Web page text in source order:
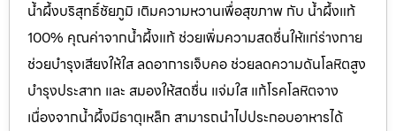
น้ำผึ้งบริสุทธิ์ชัยภูมิ เติมความหวานเพื่อสุขภาพ กับ น้ำผึ้งแท้
100% คุณค่าจากน้ำผึ้งแท้ ช่วยเพิ่มความสดชื่นให้แก่ร่างกาย
ช่วยบำรุงเสียงให้ใส ลดอาการเจ็บคอ ช่วยลดความดันโลหิตสูง
บำรุงประสาท และ สมองให้สดชื่น แจ่มใส แก้โรคโลหิตจาง
เนื่องจากน้ำผึ้งมีธาตุเหล็ก สามารถนำไปประกอบอาหารได้